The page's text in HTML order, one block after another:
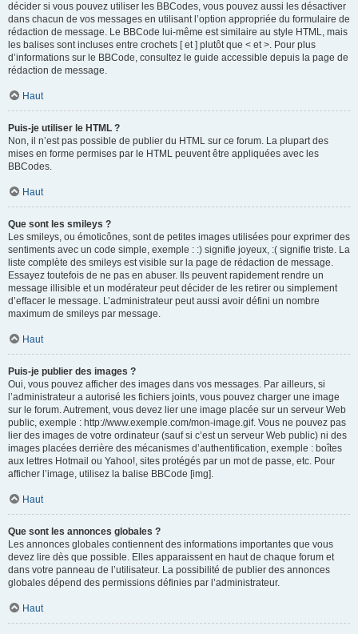
décider si vous pouvez utiliser les BBCodes, vous pouvez aussi les désactiver
dans chacun de vos messages en utilisant l’option appropriée du formulaire de
rédaction de message. Le BBCode lui-même est similaire au style HTML, mais
les balises sont incluses entre crochets [ et ] plutôt que < et >. Pour plus
d’informations sur le BBCode, consultez le guide accessible depuis la page de
rédaction de message.
Haut
Puis-je utiliser le HTML ?
Non, il n’est pas possible de publier du HTML sur ce forum. La plupart des
mises en forme permises par le HTML peuvent être appliquées avec les
BBCodes.
Haut
Que sont les smileys ?
Les smileys, ou émoticônes, sont de petites images utilisées pour exprimer des
sentiments avec un code simple, exemple : :) signifie joyeux, :( signifie triste. La
liste complète des smileys est visible sur la page de rédaction de message.
Essayez toutefois de ne pas en abuser. Ils peuvent rapidement rendre un
message illisible et un modérateur peut décider de les retirer ou simplement
d’effacer le message. L’administrateur peut aussi avoir défini un nombre
maximum de smileys par message.
Haut
Puis-je publier des images ?
Oui, vous pouvez afficher des images dans vos messages. Par ailleurs, si
l’administrateur a autorisé les fichiers joints, vous pouvez charger une image
sur le forum. Autrement, vous devez lier une image placée sur un serveur Web
public, exemple : http://www.exemple.com/mon-image.gif. Vous ne pouvez pas
lier des images de votre ordinateur (sauf si c’est un serveur Web public) ni des
images placées derrière des mécanismes d’authentification, exemple : boîtes
aux lettres Hotmail ou Yahoo!, sites protégés par un mot de passe, etc. Pour
afficher l’image, utilisez la balise BBCode [img].
Haut
Que sont les annonces globales ?
Les annonces globales contiennent des informations importantes que vous
devez lire dès que possible. Elles apparaissent en haut de chaque forum et
dans votre panneau de l’utilisateur. La possibilité de publier des annonces
globales dépend des permissions définies par l’administrateur.
Haut